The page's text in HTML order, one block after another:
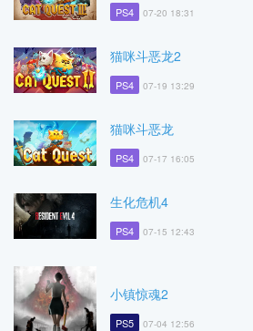
PS4 07-20 18:31
猫咪斗恶龙2
PS4 07-19 13:29
猫咪斗恶龙
PS4 07-17 16:05
生化危机4
PS4 07-15 12:43
小镇惊魂2
PS5 07-04 12:56